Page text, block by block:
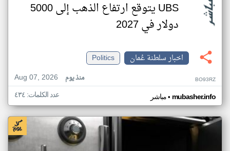
UBS يتوقع ارتفاع الذهب إلى 5000
دولار في 2027
اخبار سلطنة عُمان
Politics
Aug 07, 2026
منذ يوم BO93RZ
مباشر• mubasher.info عدد الكلمات: ٤٣٤